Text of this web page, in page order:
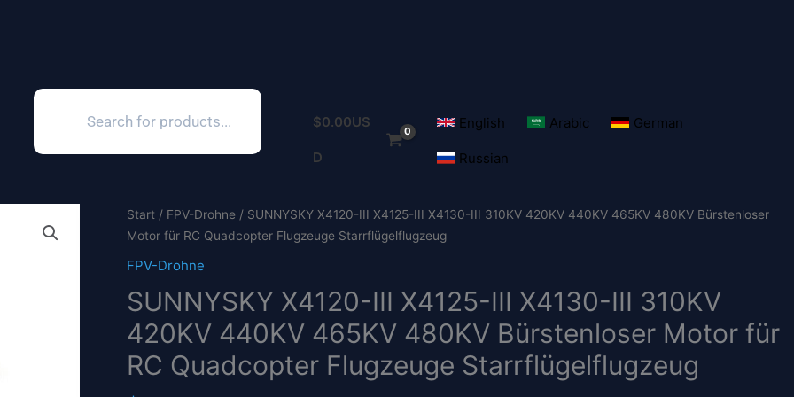
$0.00US
D
English Arabic German
Russian
Start / FPV-Drohne / SUNNYSKY X4120-III X4125-III X4130-III 310KV 420KV 440KV 465KV 480KV Bürstenloser
Motor für RC Quadcopter Flugzeuge Starrflügelflugzeug
FPV-Drohne
SUNNYSKY X4120-III X4125-III X4130-III 310KV
420KV 440KV 465KV 480KV Bürstenloser Motor für
RC Quadcopter Flugzeuge Starrflügelflugzeug